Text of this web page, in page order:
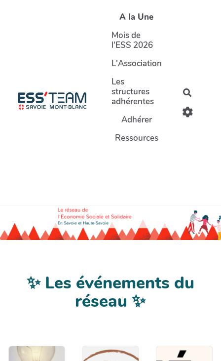
A la Une
Mois de
l'ESS 2026
L'Association
Les
structures
adhérentes
Adhérer
Ressources
✨ Les événements du
réseau ✨